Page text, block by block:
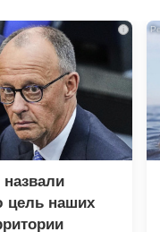
i
цель наших